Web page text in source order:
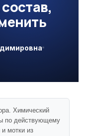
Химический
по действующему
мотки из